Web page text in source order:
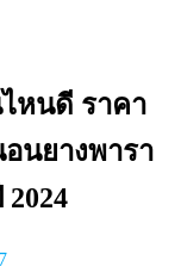
หนดี ราคา
อนยางพารา